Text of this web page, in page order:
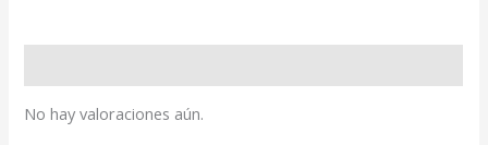
No hay valoraciones aún.